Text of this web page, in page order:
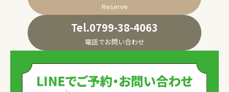
Reserve
Tel.0799-38-4063
電話でお問い合わせ